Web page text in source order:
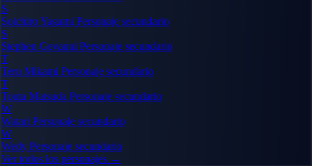
S
Soichiro Yagami Personaje secundario
S
Stephen Gevanni Personaje secundario
T
Teru Mikami Personaje secundario
T
Touta Matsuda Personaje secundario
W
Watari Personaje secundario
W
Wedy Personaje secundario
Ver todos los personajes →